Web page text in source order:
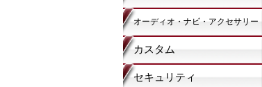
オーディオ・ナビ・アクセサリー
カスタム
セキュリティ